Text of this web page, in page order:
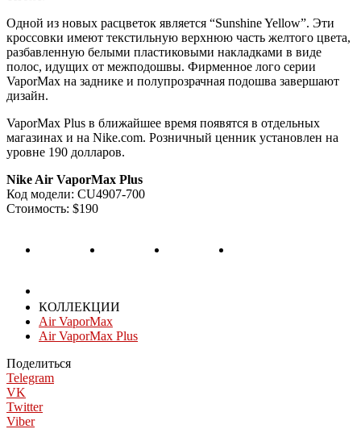
Одной из новых расцветок является “Sunshine Yellow”. Эти
кроссовки имеют текстильную верхнюю часть желтого цвета,
разбавленную белыми пластиковыми накладками в виде
полос, идущих от межподошвы. Фирменное лого серии
VaporMax на заднике и полупрозрачная подошва завершают
дизайн.
VaporMax Plus в ближайшее время появятся в отдельных
магазинах и на Nike.com. Розничный ценник установлен на
уровне 190 долларов.
Nike Air VaporMax Plus
Код модели: CU4907-700
Стоимость: $190
КОЛЛЕКЦИИ
Air VaporMax
Air VaporMax Plus
Поделиться
Telegram
VK
Twitter
Viber